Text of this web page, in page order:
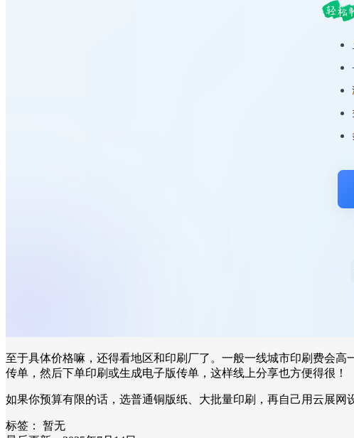
至于具体价格嘛，还得看地区和印刷厂了。一般一线城市印刷费会
传单，然后下单印刷或生成电子版传单，这样线上分享也方便得很！
如果你预算有限的话，选普通铜版纸、大批量印刷，再自己用云展网
标签：
暂无